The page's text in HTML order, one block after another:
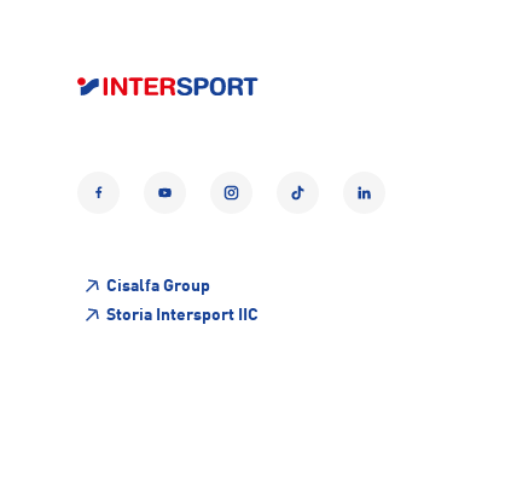
YouTubeInstagramTikTok LinkedIn
Cisalfa Group
Storia Intersport IIC